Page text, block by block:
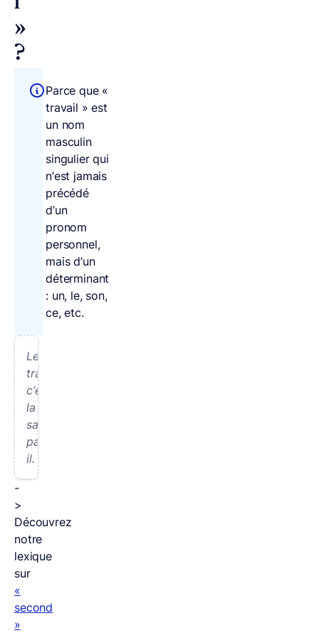
»
?
Parce que «
travail » est
un nom
masculin
singulier qui
n’est jamais
précédé
d’un
pronom
personnel,
mais d’un
déterminant
: un, le, son,
ce, etc.
Le
travail,
c’est
la
santé,
paraît-
il.
-
>
Découvrez
notre
lexique
sur
«
second
»